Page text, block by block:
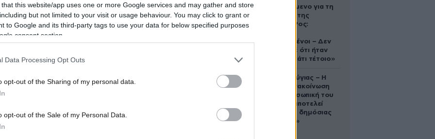
that this website/app uses one or more Google services and may gather and store
but not limited to your visit or usage behaviour. You may click to grant or
to Google and its third-party tags to use your data for below specified purposes
consent section.
Data Processing Opt Outs
opt-out of the Sharing of my personal data.
opt-out of the Sale of my Personal Data.
κατηγορούμενο για τη
δολοφονία της
Ελίζαμπεθ Ρος:
συντετριμμένοι – Δεν
έδειξε ποτέ ότι ήταν
ικανός για κάτι τέτοιο»
Χρίστος Κούγιας – Η
αυστηρή ανακοίνωση
για την προσωπική του
ζωή: «Δεν αποτελεί
αντικείμενο δημόσιας
συζήτησης»